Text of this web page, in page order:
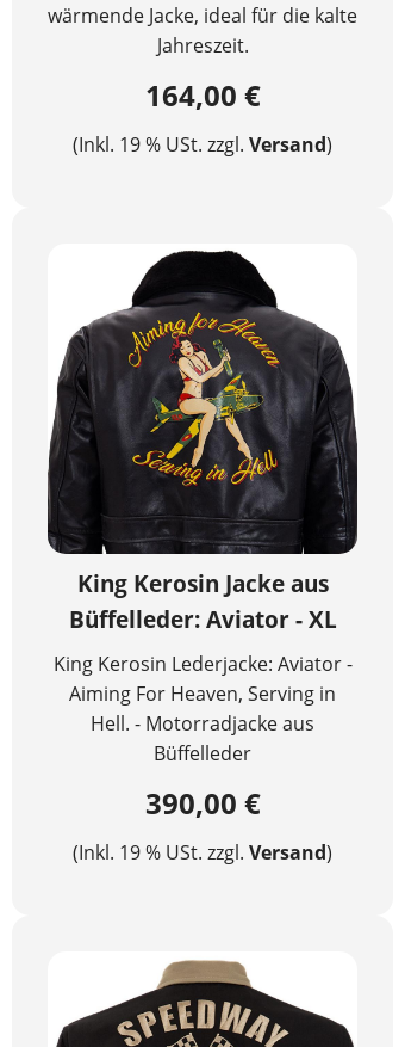
wärmende Jacke, ideal für die kalte
Jahreszeit.
164,00 €
(Inkl. 19 % USt. zzgl. Versand)
King Kerosin Jacke aus
Büffelleder: Aviator - XL
King Kerosin Lederjacke: Aviator -
Aiming For Heaven, Serving in
Hell. - Motorradjacke aus
Büffelleder
390,00 €
(Inkl. 19 % USt. zzgl. Versand)